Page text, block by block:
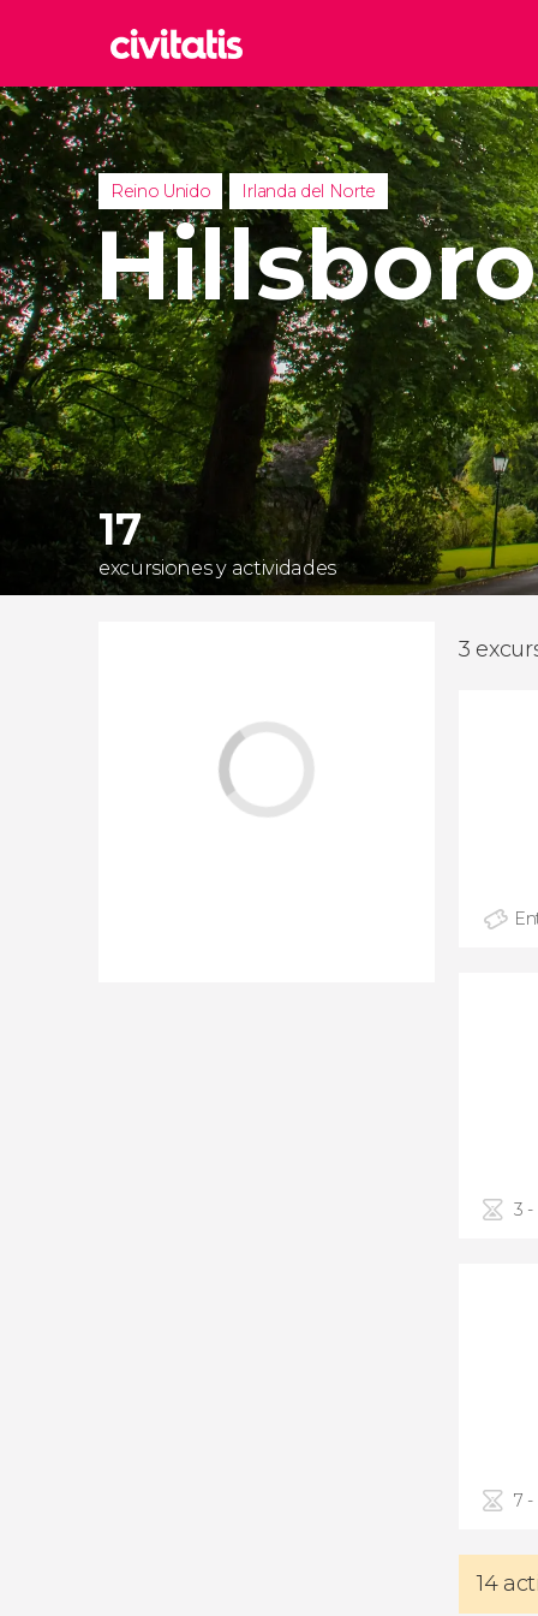
Italia
Reino
Reino
Turquía
Reino Unido Irlanda del Norte
17
excursiones y actividades
3
3 -
7
14